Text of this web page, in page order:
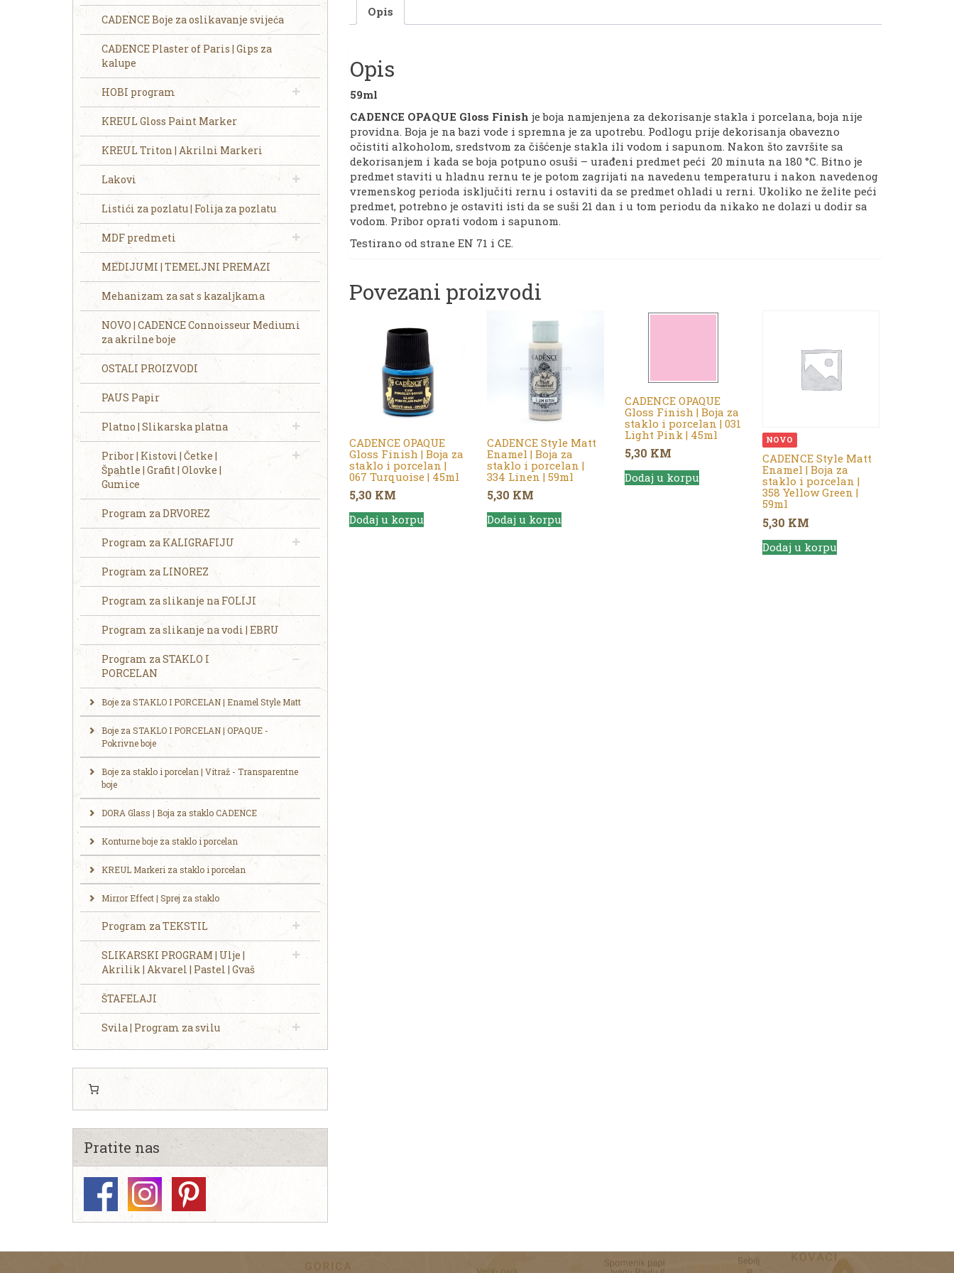
Opis
Opis
59ml
CADENCE OPAQUE Gloss Finish je boja namjenjena za dekorisanje stakla i porcelana, boja nije
providna. Boja je na bazi vode i spremna je za upotrebu. Podlogu prije dekorisanja obavezno
očistiti alkoholom, sredstvom za čišćenje stakla ili vodom i sapunom. Nakon što završite sa
dekorisanjem i kada se boja potpuno osuši – urađeni predmet peći 20 minuta na 180 °C. Bitno je
predmet staviti u hladnu rernu te je potom zagrijati na navedenu temperaturu i nakon navedenog
vremenskog perioda isključiti rernu i ostaviti da se predmet ohladi u rerni. Ukoliko ne želite peći
predmet, potrebno je ostaviti isti da se suši 21 dan i u tom periodu da nikako ne dolazi u dodir sa
vodom. Pribor oprati vodom i sapunom.
Testirano od strane EN 71 i CE.
Povezani proizvodi
CADENCE OPAQUE
Gloss Finish | Boja za
staklo i porcelan |
067 Turquoise | 45ml
5,30 KM
Dodaj u korpu
CADENCE Style Matt
Enamel | Boja za
staklo i porcelan |
334 Linen | 59ml
5,30 KM
Dodaj u korpu
CADENCE OPAQUE
Gloss Finish | Boja za
staklo i porcelan | 031
Light Pink | 45ml
5,30 KM
Dodaj u korpu
NOVO
CADENCE Style Matt
Enamel | Boja za
staklo i porcelan |
358 Yellow Green |
59ml
5,30 KM
Dodaj u korpu
CADENCE Boje za oslikavanje svijeća
CADENCE Plaster of Paris | Gips za
kalupe
HOBI program
KREUL Gloss Paint Marker
KREUL Triton | Akrilni Markeri
Lakovi
Listići za pozlatu | Folija za pozlatu
MDF predmeti
MEDIJUMI | TEMELJNI PREMAZI
Mehanizam za sat s kazaljkama
NOVO | CADENCE Connoisseur Mediumi
za akrilne boje
OSTALI PROIZVODI
PAUS Papir
Platno | Slikarska platna
Pribor | Kistovi | Četke |
Špahtle | Grafit | Olovke |
Gumice
Program za DRVOREZ
Program za KALIGRAFIJU
Program za LINOREZ
Program za slikanje na FOLIJI
Program za slikanje na vodi | EBRU
Program za STAKLO I
PORCELAN
Boje za STAKLO I PORCELAN | Enamel Style Matt
Boje za STAKLO I PORCELAN | OPAQUE -
Pokrivne boje
Boje za staklo i porcelan | Vitraž - Transparentne
boje
DORA Glass | Boja za staklo CADENCE
Konturne boje za staklo i porcelan
KREUL Markeri za staklo i porcelan
Mirror Effect | Sprej za staklo
Program za TEKSTIL
SLIKARSKI PROGRAM | Ulje |
Akrilik | Akvarel | Pastel | Gvaš
ŠTAFELAJI
Svila | Program za svilu
Pratite nas